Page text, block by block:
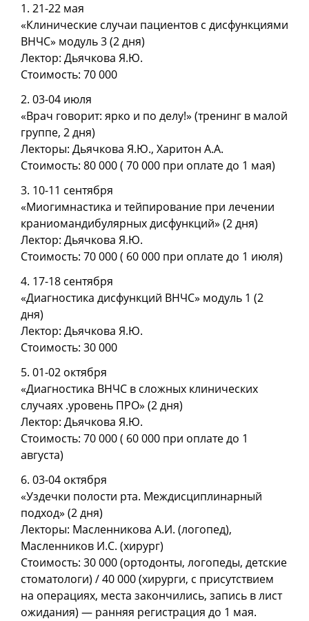
1. 21-22 мая
«Клинические случаи пациентов с дисфункциями
ВНЧС» модуль 3 (2 дня)
Лектор: Дьячкова Я.Ю.
Стоимость: 70 000
2. 03-04 июля
«Врач говорит: ярко и по делу!» (тренинг в малой
группе, 2 дня)
Лекторы: Дьячкова Я.Ю., Харитон А.А.
Стоимость: 80 000 ( 70 000 при оплате до 1 мая)
3. 10-11 сентября
«Миогимнастика и тейпирование при лечении
краниомандибулярных дисфункций» (2 дня)
Лектор: Дьячкова Я.Ю.
Стоимость: 70 000 ( 60 000 при оплате до 1 июля)
4. 17-18 сентября
«Диагностика дисфункций ВНЧС» модуль 1 (2
дня)
Лектор: Дьячкова Я.Ю.
Стоимость: 30 000
5. 01-02 октября
«Диагностика ВНЧС в сложных клинических
случаях .уровень ПРО» (2 дня)
Лектор: Дьячкова Я.Ю.
Стоимость: 70 000 ( 60 000 при оплате до 1
августа)
6. 03-04 октября
«Уздечки полости рта. Междисциплинарный
подход» (2 дня)
Лекторы: Масленникова А.И. (логопед),
Масленников И.С. (хирург)
Стоимость: 30 000 (ортодонты, логопеды, детские
стоматологи) / 40 000 (хирурги, с присутствием
на операциях, места закончились, запись в лист
ожидания) — ранняя регистрация до 1 мая.